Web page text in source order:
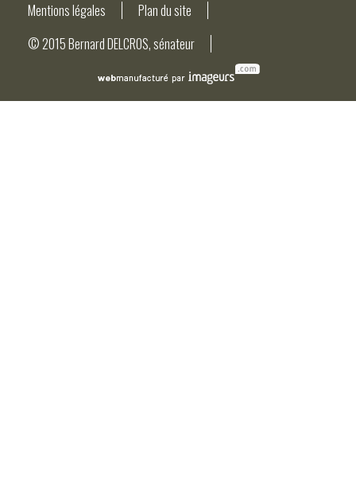
Mentions légales
Plan du site
© 2015 Bernard DELCROS, sénateur